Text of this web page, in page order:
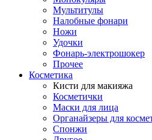
Мультитулы
Налобные фонари
Ножи
Удочки
Фонарь-электрошокер
Прочее
Косметика
Кисти для макияжа
Косметички
Маски для лица
Органайзеры для
Спонжи